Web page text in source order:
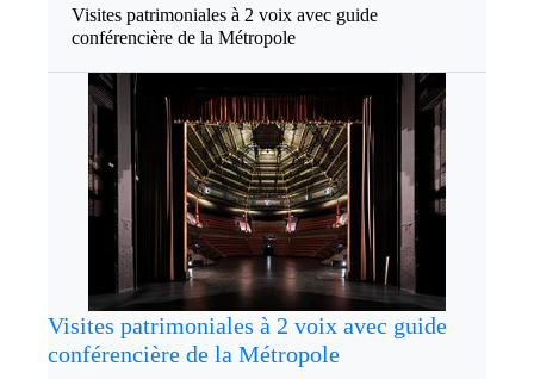
Visites patrimoniales à 2 voix avec guide
conférencière de la Métropole
Visites patrimoniales à 2 voix avec guide
conférencière de la Métropole